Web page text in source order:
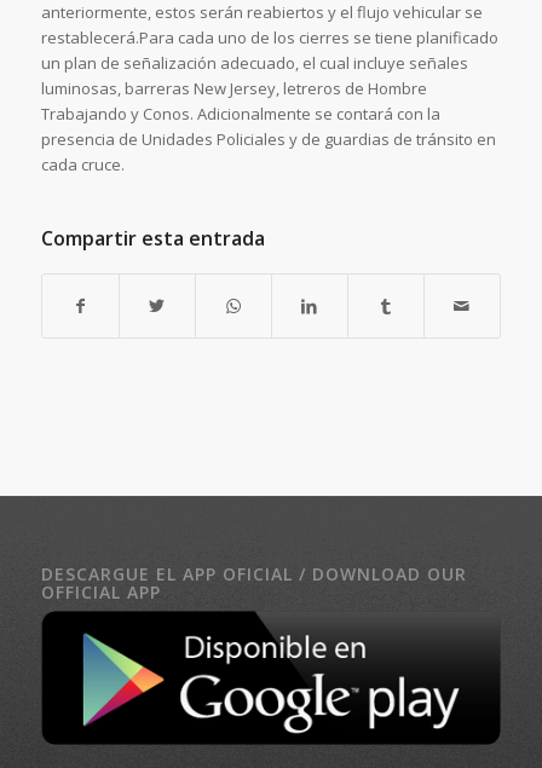
anteriormente, estos serán reabiertos y el flujo vehicular se
restablecerá.Para cada uno de los cierres se tiene planificado
un plan de señalización adecuado, el cual incluye señales
luminosas, barreras New Jersey, letreros de Hombre
Trabajando y Conos. Adicionalmente se contará con la
presencia de Unidades Policiales y de guardias de tránsito en
cada cruce.
Compartir esta entrada
DESCARGUE EL APP OFICIAL / DOWNLOAD OUR
OFFICIAL APP